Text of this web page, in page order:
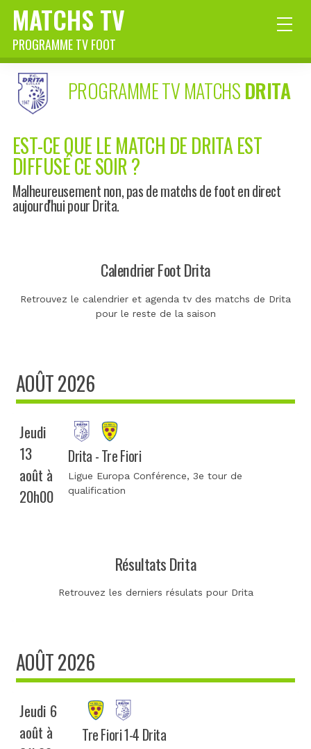
MATCHS TV
PROGRAMME TV FOOT
PROGRAMME TV MATCHSDRITA
EST-CE QUE LE MATCH DE DRITA EST
DIFFUSÉ CE SOIR ?
Malheureusement non, pas de matchs de foot en direct
aujourd'hui pour Drita.
Calendrier Foot Drita
Retrouvez le calendrier et agenda tv des matchs de Drita
pour le reste de la saison
AOÛT 2026
Jeudi
13
août à
20h00
Drita - Tre Fiori
Ligue Europa Conférence, 3e tour de
qualification
Résultats Drita
Retrouvez les derniers résulats pour Drita
AOÛT 2026
Jeudi 6
août à
Tre Fiori 1-4 Drita